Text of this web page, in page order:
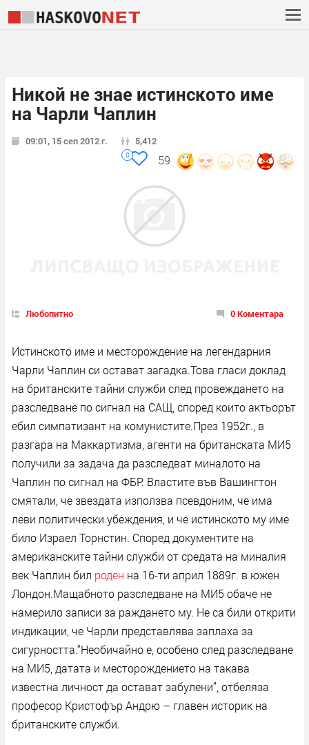
Никой не знае истинското име
на Чарли Чаплин
09:01, 15 сеп 2012 г. 5,412
59
0
Любопитно 0 Коментара
Истинското име и месторождение на легендарния
Чарли Чаплин си остават загадка.Това гласи доклад
на британските тайни служби след провеждането на
разследване по сигнал на САЩ, според които актьорът
ебил симпатизант на комунистите.През 1952г., в
разгара на Маккартизма, агенти на британската МИ5
получили за задача да разследват миналото на
Чаплин по сигнал на ФБР. Властите във Вашингтон
смятали, че звездата използва псевдоним, че има
леви политически убеждения, и че истинското му име
било Израел Торнстин. Според документите на
американските тайни служби от средата на миналия
век Чаплин бил роден на 16-ти април 1889г. в южен
Лондон.Мащабното разследване на МИ5 обаче не
намерило записи за раждането му. Не са били открити
индикации, че Чарли представлява заплаха за
сигурността.“Необичайно е, особено след разследване
на МИ5, датата и месторождението на такава
известна личност да остават забулени”, отбеляза
професор Кристофър Андрю – главен историк на
британските служби.